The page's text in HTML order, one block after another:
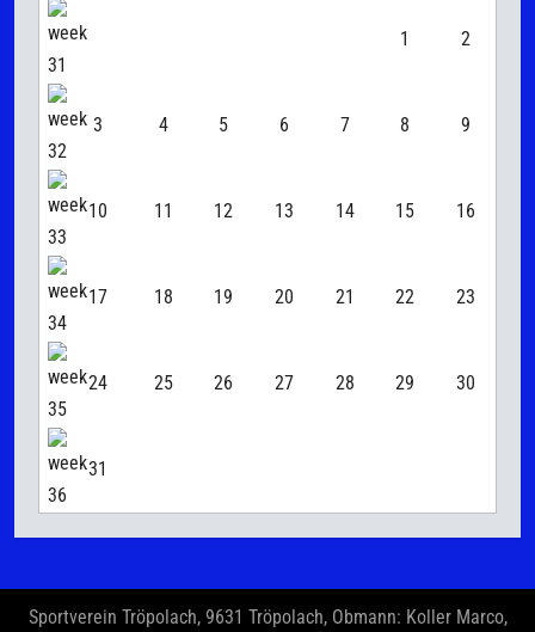
1 2
3 4 5 6 7 8 9
10 11 12 13 14 15 16
17 18 19 20 21 22 23
24 25 26 27 28 29 30
31
Sportverein Tröpolach, 9631 Tröpolach, Obmann: Koller Marco,